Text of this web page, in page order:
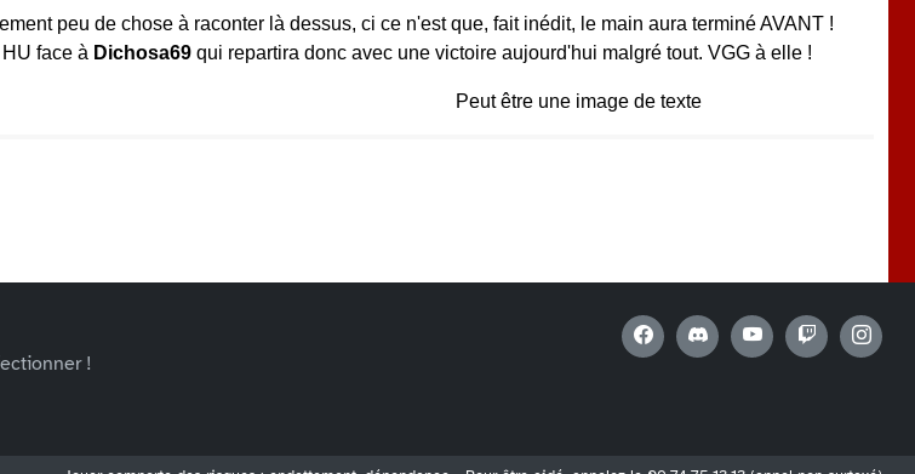
peu de chose à raconter là dessus, ci ce n'est que, fait inédit, le main aura terminé AVANT !
face à Dichosa69 qui repartira donc avec une victoire aujourd'hui malgré tout. VGG à elle !
!